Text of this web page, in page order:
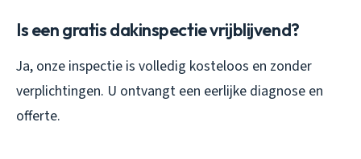
Is een gratis dakinspectie vrijblijvend?
Ja, onze inspectie is volledig kosteloos en zonder
verplichtingen. U ontvangt een eerlijke diagnose en
offerte.